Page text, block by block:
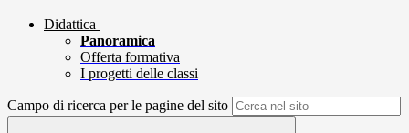
Didattica
Panoramica
Offerta formativa
I progetti delle classi
Campo di ricerca per le pagine del sito